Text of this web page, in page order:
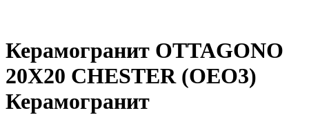
Керамогранит OTTAGONO
20X20 CHESTER (OEO3)
Керамогранит